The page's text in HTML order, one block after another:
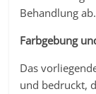
Behandlung ab.
Farbgebung
Das
und bedruckt,